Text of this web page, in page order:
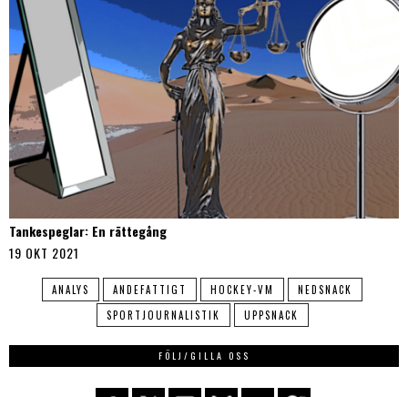
Tankespeglar: En rättegång
19 OKT 2021
ANALYS ANDEFATTIGT HOCKEY-VM
NEDSNACK
SPORTJOURNALISTIK
UPPSNACK
FÖLJ/GILLA OSS